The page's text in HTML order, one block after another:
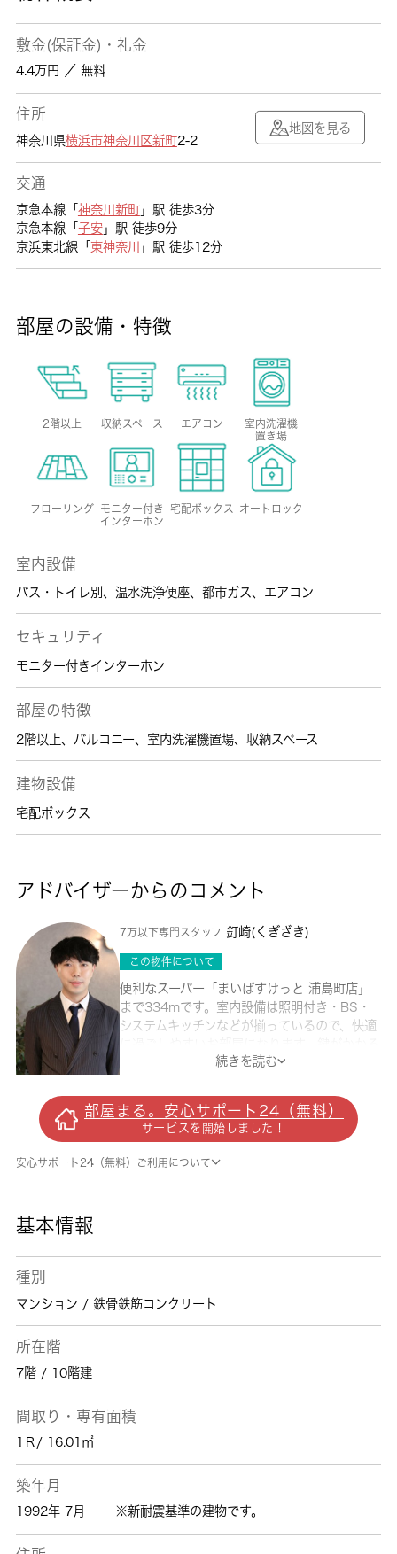
敷金(保証金)・礼金
4.4万円 ／ 無料
住所
神奈川県横浜市神奈川区新町2-2
地図を見る
交通
京急本線「 神奈川新町」駅 徒歩3分
京急本線「 子安」駅 徒歩9分
京浜東北線「 東神奈川 」駅 徒歩12分
部屋の設備・特徴
2階以上 収納スペース エアコン
室内洗濯機
置き場
フローリング
モニター付き
インターホン
宅配ボックス オートロック
室内設備
バス・トイレ別 、 温水洗浄便座、 都市ガス、 エアコン
セキュリティ
モニター付きインターホン
部屋の特徴
2階以上、 バルコニー、 室内洗濯機置場、 収納スペース
建物設備
宅配ボックス
アドバイザーからのコメント
7万以下専門スタッフ 釘崎(くぎざき)
この物件について
便利なスーパー「まいばすけっと 浦島町店」
まで334mです。室内設備は照明付き・BS・
システムキッチンなどが揃っているので、快適
宅配ボックスに荷物を届けることで、外に置く
ます。セキュリティ面は、オートロック・TV
インターホンなどを設置しているので安全面で
も優れております。収納はシューズボックス・
クロゼットなど豊富なので、広々と空間を利用
続きを読む
部屋まる。安心サポート24（無料）
サービスを開始しました！
安心サポート24（無料）ご利用について
基本情報
種別
マンション / 鉄骨鉄筋コンクリート
所在階
7階 / 10階建
間取り・専有面積
1Ｒ/ 16.01㎡
築年月
1992年 7月 ※新耐震基準の建物です。